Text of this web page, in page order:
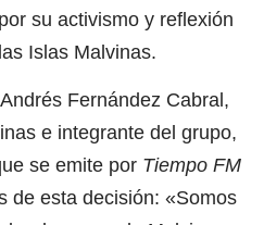
su activismo y reflexión
Islas Malvinas.
Fernández Cabral,
e integrante del grupo,
se emite por Tiempo FM
de esta decisión: «Somos